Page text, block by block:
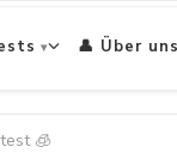
👤 Über
🧊